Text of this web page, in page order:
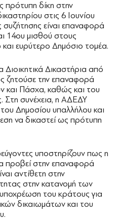
πρότυπη δίκη στην
στις 6 Ιουνίου
συζήτησης είναι επαναφορά
14ου μισθού στους
ευρύτερο Δημόσιο τομέα.
Διοικητικά Δικαστήρια από
ζητούσε την επαναφορά
Πάσχα, καθώς και του
Στη συνέχεια, η ΑΔΕΔΥ
Δημοσίου υπαλλήλου και
να δικαστεί ως πρότυπη
υποστηρίζουν πως η
προβεί στην επαναφορά
αντίθετη στην
στην κατανομή των
του κράτους για
δικαιωμάτων και του